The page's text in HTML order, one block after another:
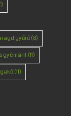
gyűrű(8)
gyémánt (11)
(11)